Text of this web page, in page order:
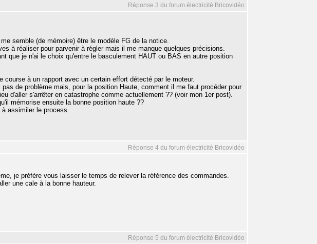
Réponse 3 du forum électricité Bricovidéo
semble (de mémoire) être le modèle FG de la notice.
à réaliser pour parvenir à régler mais il me manque quelques précisions.
que je n'ai le choix qu'entre le basculement HAUT ou BAS en autre position
à un rapport avec un certain effort détecté par le moteur.
de problème mais, pour la position Haute, comment il me faut procéder pour
d'aller s'arrêter en catastrophe comme actuellement ?? (voir mon 1er post).
mémorise ensuite la bonne position haute ??
assimiler le process.
Réponse 4 du forum électricité Bricovidéo
je préfère vous laisser le temps de relever la référence des commandes.
une cale à la bonne hauteur.
Réponse 5 du forum électricité Bricovidéo